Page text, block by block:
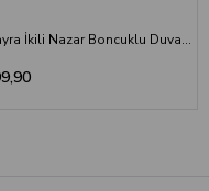
Emayra İkili Nazar Boncuklu Duvar Süsü Krem Altın | Yıldız Motifli